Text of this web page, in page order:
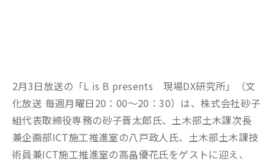
2月3日放送の「L is B presents 現場DX研究所」（文
化放送 毎週月曜日20：00～20：30）は、株式会社砂子
組代表取締役専務の砂子晋太郎氏、土木部土木課次長
兼企画部ICT施工推進室の八戸政人氏、土木部土木課技
術員兼ICT施工推進室の高畠優花氏をゲストに迎え、